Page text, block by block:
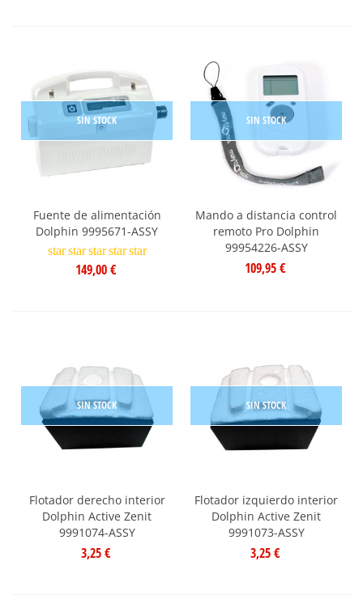
SIN STOCK
Fuente de alimentación
Dolphin 9995671-ASSY
star star star star star
149,00 €
SIN STOCK
Mando a distancia control
remoto Pro Dolphin
99954226-ASSY
109,95 €
SIN STOCK
Flotador derecho interior
Dolphin Active Zenit
9991074-ASSY
3,25 €
SIN STOCK
Flotador izquierdo interior
Dolphin Active Zenit
9991073-ASSY
3,25 €